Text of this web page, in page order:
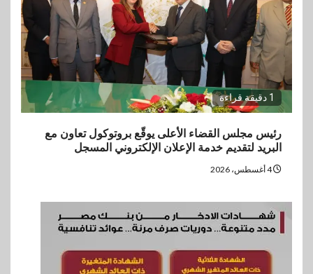
1 دقيقة قراءة
رئيس مجلس القضاء الأعلى يوقّع بروتوكول تعاون مع
البريد لتقديم خدمة الإعلان الإلكتروني المسجل
4 أغسطس، 2026